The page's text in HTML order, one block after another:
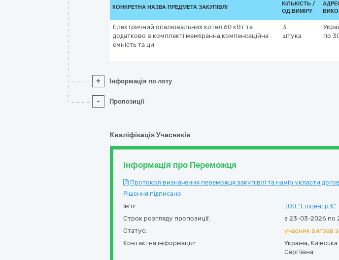
КОНКРЕТНА НАЗВА ПРЕДМЕТА ЗАКУПІВЛІ
КІЛЬКІСТЬ /
ОД.ВИМІРУ
Електричний опалювальних котел 60 кВт та
додатково в комплекті мембранна компенсаційна
ємність та ци
3
штука
по
+ Інформація по лоту
- Пропозиції
Кваліфікація Учасників
Інформація про Переможця
Протокол визначення переможця закупівлі та намір укласти
Рішення підписано
Ім'я:
ТОВ "Епіцентр К"
Строк розгляду пропозиції:
з 23-03-2026 по
Статус:
учасник виграв
Контактна інформація:
Україна,
Сергіївна